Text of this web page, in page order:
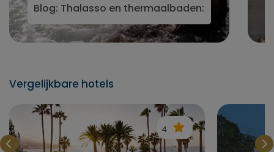
Blog: Thalasso en thermaalbaden: zes hotels
Vergelijkbare hotels
4